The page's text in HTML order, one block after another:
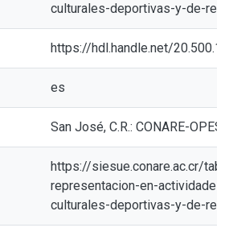
culturales-deportivas-y-de-
https://hdl.handle.net/
es
San José, C.R.: CONARE-OPES
https://siesue.conare.ac.cr/
representacion-en-actividades-
culturales-deportivas-y-de-